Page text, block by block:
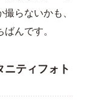
らないかも、
んです。
ニティフォト